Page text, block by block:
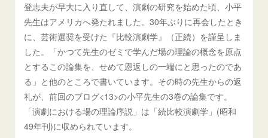
登志夫が早大に入り直して、演劇の研究を始めた頃、小平
先生はアメリカへ発たれました。30年ぶりに再会したとき
に、芸術選奨を受けた『比較演劇学』（正続）を謹呈しま
した。「かつて先生のゼミで学んだ場の理論の概念を原点
とするこの論集を、せめて恩返しの一端にと思ったのであ
る」と他のところで書いています。その時の先生からの返
礼が、前回のブログ<13>の小平先生の3巻の論集です。
「演劇における場の理論序説」は「続比較演劇学」(昭和
49年刊)に収められています。